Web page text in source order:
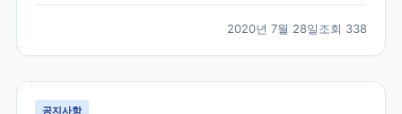
2020년 7월 28일조회 338
공지사항